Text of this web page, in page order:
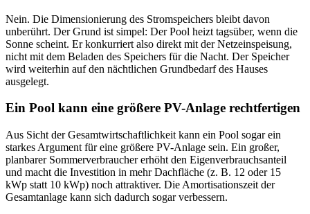
Nein. Die Dimensionierung des Stromspeichers bleibt davon
unberührt. Der Grund ist simpel: Der Pool heizt tagsüber, wenn die
Sonne scheint. Er konkurriert also direkt mit der Netzeinspeisung,
nicht mit dem Beladen des Speichers für die Nacht. Der Speicher
wird weiterhin auf den nächtlichen Grundbedarf des Hauses
ausgelegt.
Ein Pool kann eine größere PV-Anlage rechtfertigen
Aus Sicht der Gesamtwirtschaftlichkeit kann ein Pool sogar ein
starkes Argument für eine größere PV-Anlage sein. Ein großer,
planbarer Sommerverbraucher erhöht den Eigenverbrauchsanteil
und macht die Investition in mehr Dachfläche (z. B. 12 oder 15
kWp statt 10 kWp) noch attraktiver. Die Amortisationszeit der
Gesamtanlage kann sich dadurch sogar verbessern.